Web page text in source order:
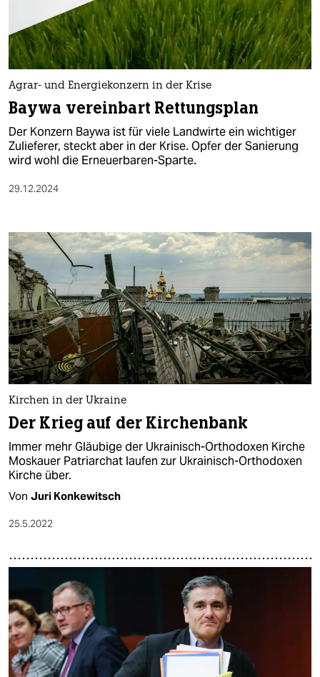
nord
wahrheit
verlag
verlag
veranstaltungen
shop
unterstützen
abo
genossenschaft
epaper login
Agrar- und Energiekonzern in der Krise
Baywa vereinbart Rettungsplan
Der Konzern Baywa ist für viele Land­wir­te ein wichtiger
Zulieferer, steckt aber in der Krise. Opfer der Sanierung
wird wohl die Erneuerbaren-Sparte.
29.12.2024
Kirchen in der Ukraine
Der Krieg auf der Kirchenbank
Immer mehr Gläubige der Ukrainisch-Orthodoxen Kirche
Moskauer Patriarchat laufen zur Ukrainisch-Orthodoxen
Kirche über.
Von Juri Konkewitsch
25.5.2022